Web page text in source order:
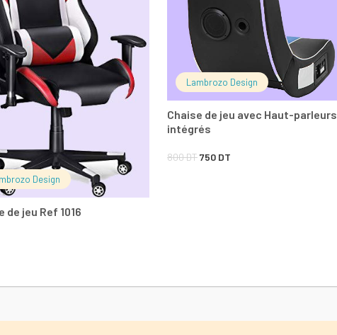
Design
de jeu Ref 1016
Lambrozo Design
Chaise de jeu avec Haut-parleurs
intégrés
800DTLe
750 DT